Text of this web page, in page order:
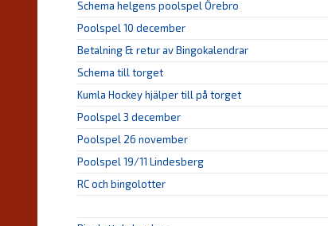
Schema helgens poolspel Örebro
Poolspel 10 december
Betalning & retur av Bingokalendrar
Schema till torget
Kumla Hockey hjälper till på torget
Poolspel 3 december
Poolspel 26 november
Poolspel 19/11 Lindesberg
RC och bingolotter